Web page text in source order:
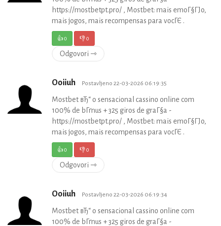
https://mostbetpt.pro/ , Mostbet: mais emoГ§ГЈo,
mais jogos, mais recompensas para vocГЄ .
👍0 👎0
Odgovori ⇾
Ooiiuh Postavljeno 22-03-2026 06:19:35
Mostbet вЂ“ o sensacional cassino online com
100% de bГґnus + 325 giros de graГ§a -
https://mostbetpt.pro/ , Mostbet: mais emoГ§ГЈo,
mais jogos, mais recompensas para vocГЄ .
👍0 👎0
Odgovori ⇾
Ooiiuh Postavljeno 22-03-2026 06:19:34
Mostbet вЂ“ o sensacional cassino online com
100% de bГґnus + 325 giros de graГ§a -